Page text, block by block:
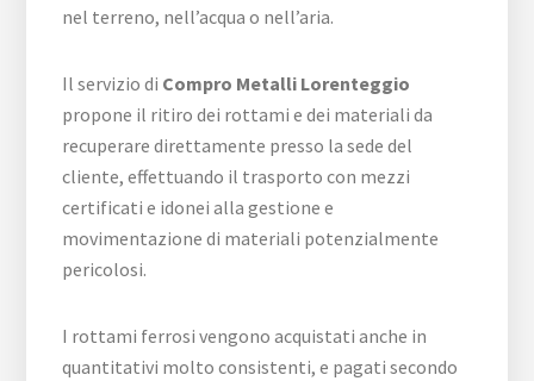
nel terreno, nell’acqua o nell’aria.
Il servizio di Compro Metalli Lorenteggio
propone il ritiro dei rottami e dei materiali da
recuperare direttamente presso la sede del
cliente, effettuando il trasporto con mezzi
certificati e idonei alla gestione e
movimentazione di materiali potenzialmente
pericolosi.
I rottami ferrosi vengono acquistati anche in
quantitativi molto consistenti, e pagati secondo